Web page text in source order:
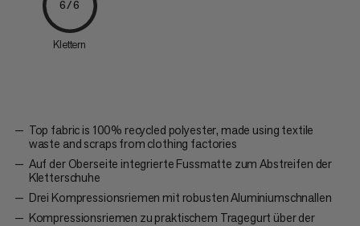
6/6
Klettern
Top fabric is 100% recycled polyester, made using textile
waste and scraps from clothing factories
Auf der Oberseite integrierte Fussmatte zum Abstreifen der
Kletterschuhe
Drei Kompressionsriemen mit robusten Aluminiumschnallen
Kompressionsriemen zu praktischem Tragegurt über der